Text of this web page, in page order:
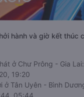
hành và giờ kết thúc
ở Chư Prông - Gia
19:20
ở Tân Uyên - Bình